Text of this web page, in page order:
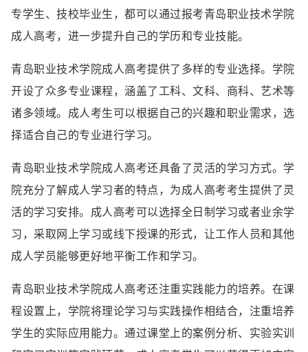
专学生、技校毕业生，都可以通过报考青岛职业技术学院
成人高考，进一步提升自己的学历和专业技能。
青岛职业技术学院成人高考提供了多样的专业选择。学院
开设了众多专业课程，涵盖了工科、文科、商科、艺术等
诸多领域。成人考生可以根据自己的兴趣和职业需求，选
择适合自己的专业进行学习。
青岛职业技术学院成人高考还具备了灵活的学习方式。学
院充分了解成人学习者的特点，为成人高考考生提供了灵
活的学习安排。成人高考可以选择全日制学习或者业余学
习，采取网上学习或线下授课的形式，让工作人员和其他
成人学员能够更好地平衡工作和学习。
青岛职业技术学院成人高考还注重实践能力的培养。在课
程设置上，学院将理论学习与实践操作相结合，注重培养
学生的实际应用能力。通过课堂上的案例分析、实验实训